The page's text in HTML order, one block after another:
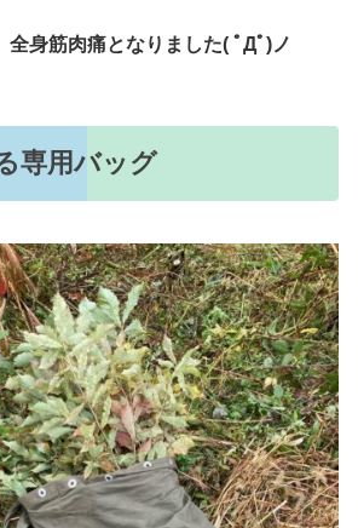
全身筋肉痛となりました( ﾟДﾟ)ノ
専用バッグ